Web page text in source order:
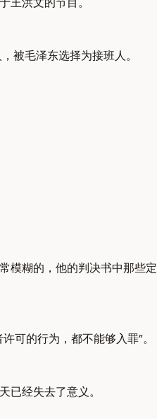
被毛泽东选择为接班人。
模糊的，他的判决书中那些定
可的行为，都不能够入罪”。
已经失去了意义。